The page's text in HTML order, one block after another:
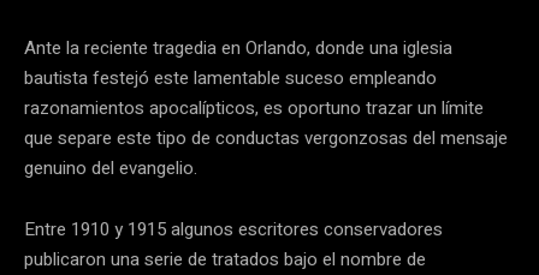
Ante la reciente tragedia en Orlando, donde una iglesia
bautista festejó este lamentable suceso empleando
razonamientos apocalípticos, es oportuno trazar un límite
que separe este tipo de conductas vergonzosas del mensaje
genuino del evangelio.
Entre 1910 y 1915 algunos escritores conservadores
publicaron una serie de tratados bajo el nombre de